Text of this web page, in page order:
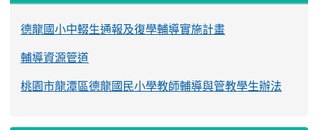
德龍國小中輟生通報及復學輔導實施計畫
輔導資源管道
桃園市龍潭區德龍國民小學教師輔導與管教學生辦法